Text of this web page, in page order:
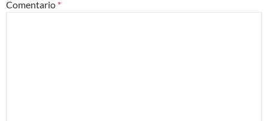
Comentario *